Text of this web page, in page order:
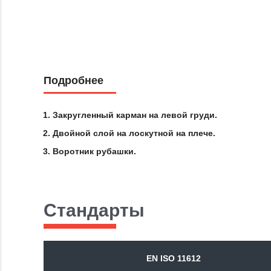
Подробнее
Закругленный карман на левой груди.
Двойной слой на лоскутной на плече.
Воротник рубашки.
Стандарты
EN ISO 11612